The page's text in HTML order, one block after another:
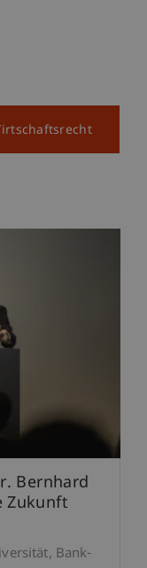
Bernhard
Zukunft
Bank-